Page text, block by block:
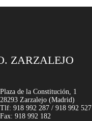
ZARZALEJO
Plaza de la Constitución, 1
28293 Zarzalejo (Madrid)
Tlf: 918 992 287 / 918 992 527
Fax: 918 992 182